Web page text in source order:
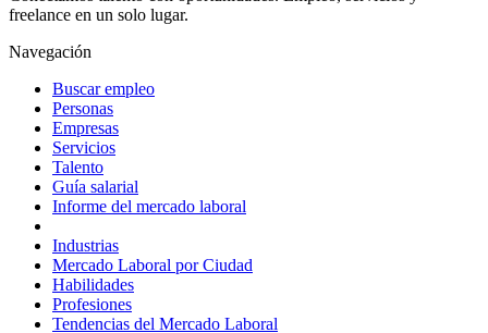
freelance en un solo lugar.
Navegación
Buscar empleo
Personas
Empresas
Servicios
Talento
Guía salarial
Informe del mercado laboral
Industrias
Mercado Laboral por Ciudad
Habilidades
Profesiones
Tendencias del Mercado Laboral